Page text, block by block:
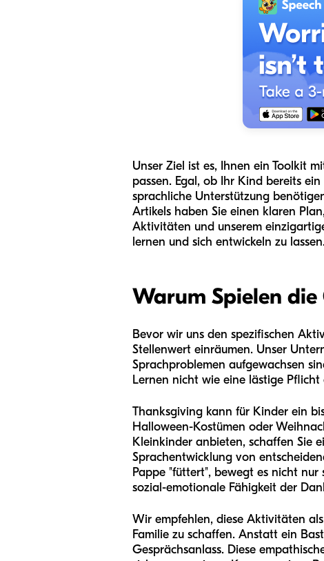
Unser Ziel ist es, Ihnen ein Toolkit
passen. Egal, ob Ihr Kind bereits
sprachliche Unterstützung
Artikels haben Sie einen klaren
Aktivitäten und unserem
lernen und sich entwickeln zu
Warum Spielen
Bevor wir uns den spezifischen
Stellenwert einräumen. Unser
Sprachproblemen aufgewachsen
Lernen nicht wie eine lästige
Thanksgiving kann für Kinder ein
Halloween-Kostümen oder
Kleinkinder anbieten, schaffen Sie
Sprachentwicklung von
Pappe "füttert", bewegt es nicht
sozial-emotionale Fähigkeit der
Wir empfehlen, diese Aktivitäten
Familie zu schaffen. Anstatt ein
Gesprächsanlass. Diese